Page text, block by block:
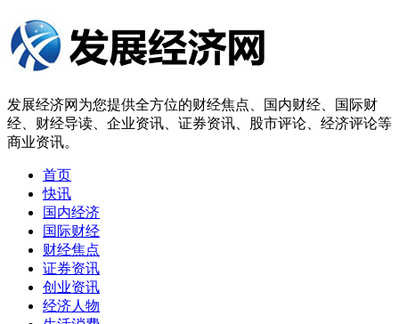
发展经济网为您提供全方位的财经焦点、国内财经、国际财
经、财经导读、企业资讯、证券资讯、股市评论、经济评论等
商业资讯。
首页
快讯
国内经济
国际财经
财经焦点
证券资讯
创业资讯
经济人物